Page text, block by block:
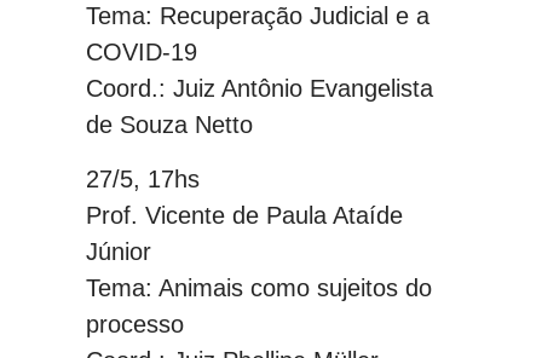
Tema: Recuperação Judicial e a
COVID-19
Coord.: Juiz Antônio Evangelista
de Souza Netto
27/5, 17hs
Prof. Vicente de Paula Ataíde
Júnior
Tema: Animais como sujeitos do
processo